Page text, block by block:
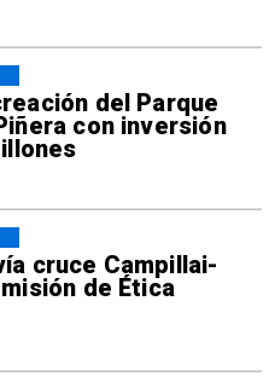
del Parque
con inversión
cruce Campillai-
de Ética